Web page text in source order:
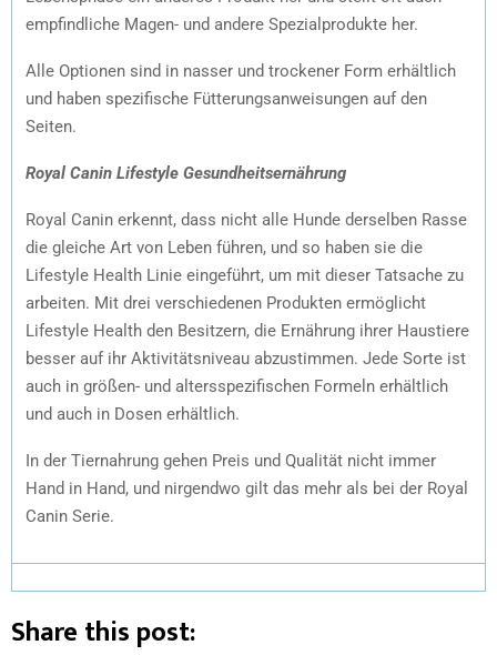
empfindliche Magen- und andere Spezialprodukte her.
Alle Optionen sind in nasser und trockener Form erhältlich
und haben spezifische Fütterungsanweisungen auf den
Seiten.
Royal Canin Lifestyle Gesundheitsernährung
Royal Canin erkennt, dass nicht alle Hunde derselben Rasse
die gleiche Art von Leben führen, und so haben sie die
Lifestyle Health Linie eingeführt, um mit dieser Tatsache zu
arbeiten. Mit drei verschiedenen Produkten ermöglicht
Lifestyle Health den Besitzern, die Ernährung ihrer Haustiere
besser auf ihr Aktivitätsniveau abzustimmen. Jede Sorte ist
auch in größen- und altersspezifischen Formeln erhältlich
und auch in Dosen erhältlich.
In der Tiernahrung gehen Preis und Qualität nicht immer
Hand in Hand, und nirgendwo gilt das mehr als bei der Royal
Canin Serie.
Share this post: